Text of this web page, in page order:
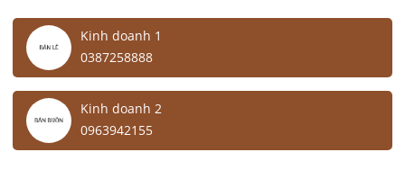
Kinh doanh 1
0387258888
Kinh doanh 2
0963942155